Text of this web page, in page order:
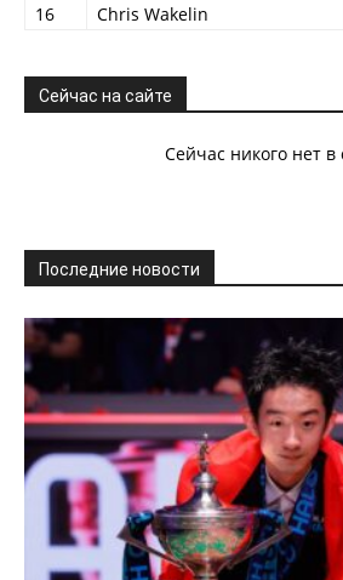
16
Chris Wakelin
Сейчас на сайте
Сейчас никого нет в
Последние новости